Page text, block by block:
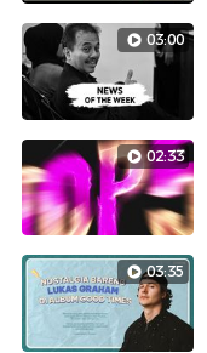
03:00
02:33
03:35